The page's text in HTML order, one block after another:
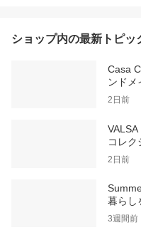
ショップ内の最新トピッ
Casa
ンドメ
2日前
コレク
2日前
暮らし
3週間前